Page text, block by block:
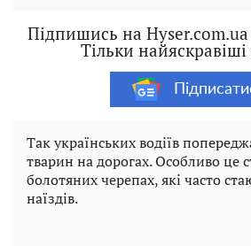
Підпишись на
Тільки
Так українських водіїв
тварин на дорогах. Особливо це
болотяних черепах, які часто
наїздів.